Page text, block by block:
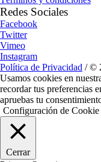
Redes Sociales
Facebook
Twitter
Vimeo
Instagram
Política de Privacidad / ©
Usamos cookies en
recordar tus preferencias
apruebas tu
Configuración de Cookie
Cerrar